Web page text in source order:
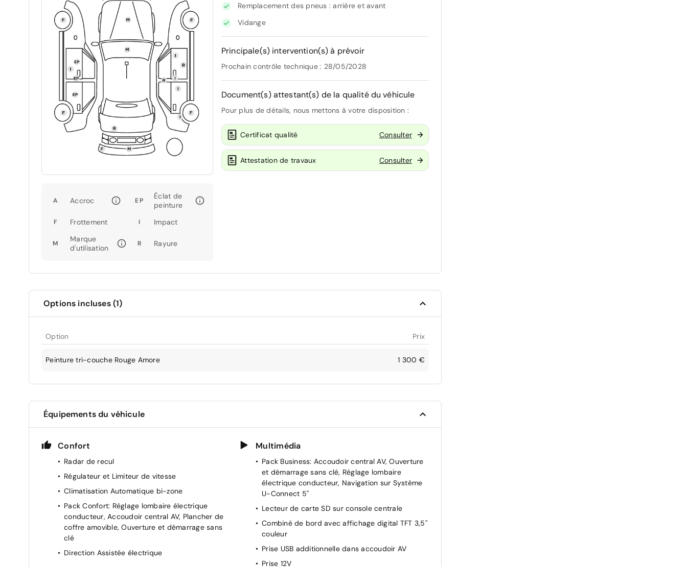
A Accroc EP
Éclat de
peinture
F Frottement I Impact
M
Marque
d'utilisation
R Rayure
Remplacement des pneus : arrière et avant
Vidange
Principale(s) intervention(s) à prévoir
Prochain contrôle technique : 28/05/2028
Document(s) attestant(s) de la qualité du véhicule
Pour plus de détails, nous mettons à votre disposition :
Certificat qualité Consulter
Attestation de travaux Consulter
Options incluses (1)
Option Prix
Peinture tri-couche Rouge Amore 1 300 €
Équipements du véhicule
Confort
Radar de recul
Régulateur et Limiteur de vitesse
Climatisation Automatique bi-zone
Pack Confort: Réglage lombaire électrique
conducteur, Accoudoir central AV, Plancher de
coffre amovible, Ouverture et démarrage sans
clé
Direction Assistée électrique
Multimédia
Pack Business: Accoudoir central AV, Ouverture
et démarrage sans clé, Réglage lombaire
électrique conducteur, Navigation sur Système
U-Connect 5''
Lecteur de carte SD sur console centrale
Combiné de bord avec affichage digital TFT 3,5''
couleur
Prise USB additionnelle dans accoudoir AV
Prise 12V